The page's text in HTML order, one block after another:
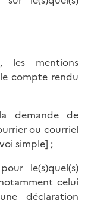
les mentions
compte rendu
demande de
ou courriel
simple] ;
le(s)quel(s)
celui
déclaration